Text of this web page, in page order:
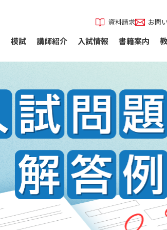
資料請求 お問
模試 講師紹介 入試情報 書籍案内